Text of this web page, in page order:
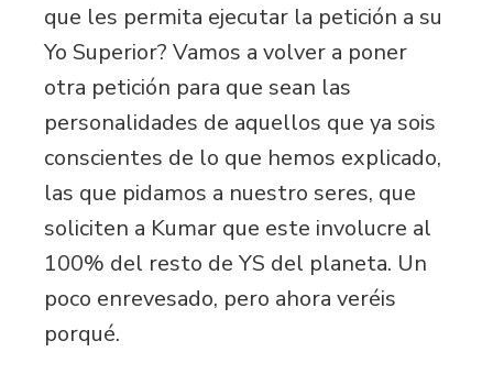
que les permita ejecutar la petición a su
Yo Superior? Vamos a volver a poner
otra petición para que sean las
personalidades de aquellos que ya sois
conscientes de lo que hemos explicado,
las que pidamos a nuestro seres, que
soliciten a Kumar que este involucre al
100% del resto de YS del planeta. Un
poco enrevesado, pero ahora veréis
porqué.